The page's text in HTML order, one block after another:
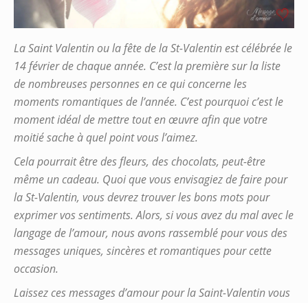
La Saint Valentin ou la fête de la St-Valentin est célébrée le
14 février de chaque année. C’est la première sur la liste
de nombreuses personnes en ce qui concerne les
moments romantiques de l’année. C’est pourquoi c’est le
moment idéal de mettre tout en œuvre afin que votre
moitié sache à quel point vous l’aimez.
Cela pourrait être des fleurs, des chocolats, peut-être
même un cadeau. Quoi que vous envisagiez de faire pour
la St-Valentin, vous devrez trouver les bons mots pour
exprimer vos sentiments. Alors, si vous avez du mal avec le
langage de l’amour, nous avons rassemblé pour vous des
messages uniques, sincères et romantiques pour cette
occasion.
Laissez ces messages d’amour pour la Saint-Valentin vous